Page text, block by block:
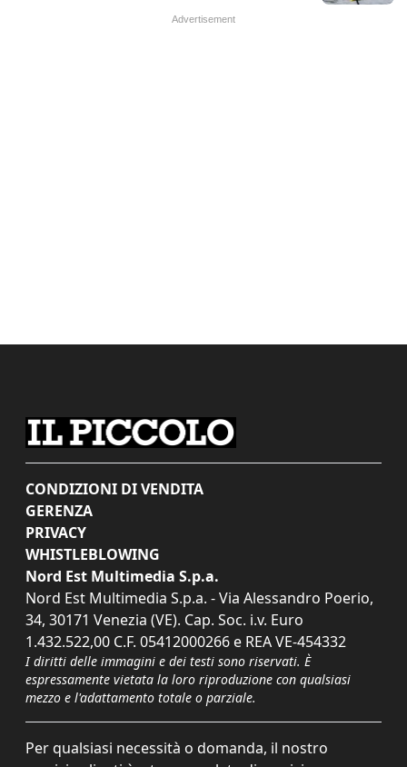
CONDIZIONI DI VENDITA
GERENZA
PRIVACY
WHISTLEBLOWING
Nord Est Multimedia S.p.a.
Nord Est Multimedia S.p.a. - Via Alessandro Poerio,
34, 30171 Venezia (VE). Cap. Soc. i.v. Euro
1.432.522,00 C.F. 05412000266 e REA VE-454332
I diritti delle immagini e dei testi sono riservati. È
espressamente vietata la loro riproduzione con qualsiasi
mezzo e l'adattamento totale o parziale.
Per qualsiasi necessità o domanda, il nostro